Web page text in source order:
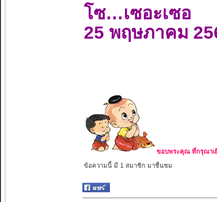
โซ…เซอะเซอ
25 พฤษภาคม
ขอบพระคุณ ที่กรุณาเ
ข้อความนี้ มี 1 สมาชิก มาชื่นชม